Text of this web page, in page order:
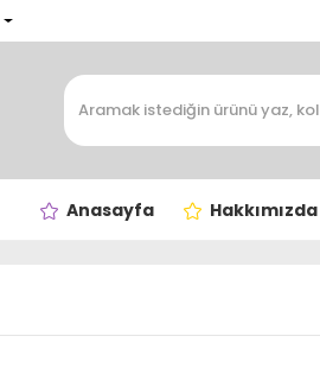
Anasayfa Hakkımızda